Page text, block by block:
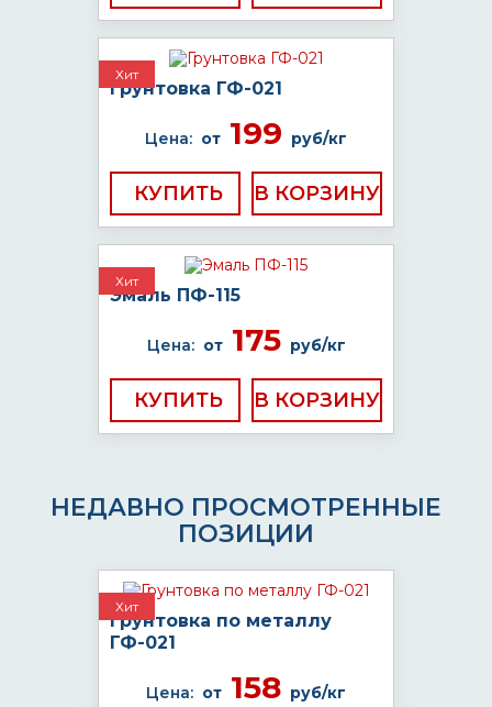
Хит
Грунтовка ГФ-021
Цена: от 199 руб/кг
КУПИТЬ
Хит
Эмаль ПФ-115
Цена: от175 руб/кг
КУПИТЬ
НЕДАВНО ПРОСМОТРЕННЫЕ
ПОЗИЦИИ
Хит
Грунтовка по металлу
ГФ-021
Цена: от 158 руб/кг